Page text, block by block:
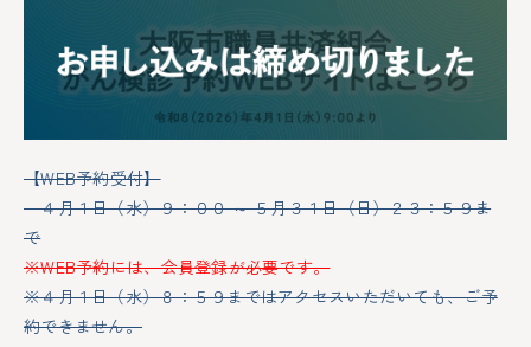
【WEB予約受付】
４月１日（水）９：００ ～ ５月３１日（日）２３：５９ま
で
※WEB予約には、会員登録が必要です。
※４月１日（水）８：５９まではアクセスいただいても、ご予
約できません。